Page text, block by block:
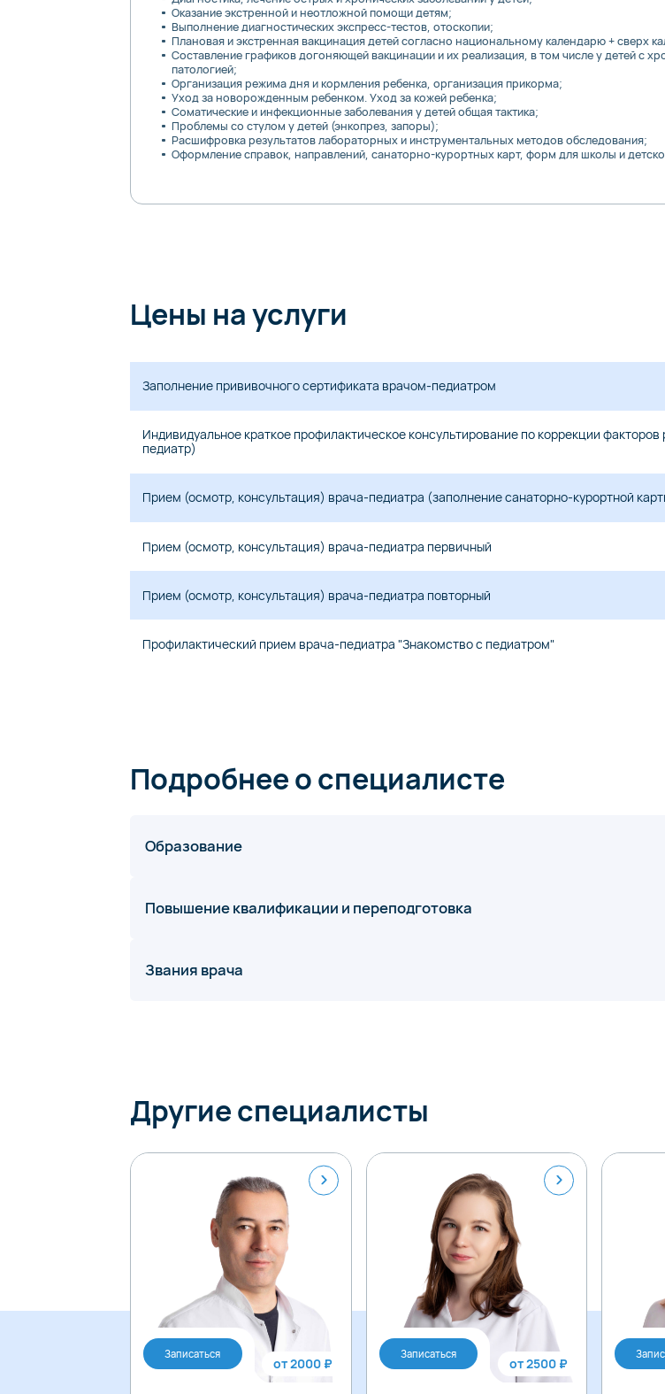
Оказание экстренной и неотложной помощи детям;
Выполнение диагностических экспресс-тестов, отоскопии;
Плановая и экстренная вакцинация детей согласно национальному календарю + сверх
Составление графиков догоняющей вакцинации и их реализация, в том числе у детей с
патологией;
Организация режима дня и кормления ребенка, организация прикорма;
Уход за новорожденным ребенком. Уход за кожей ребенка;
Соматические и инфекционные заболевания у детей общая тактика;
Проблемы со стулом у детей (энкопрез, запоры);
Расшифровка результатов лабораторных и инструментальных методов обследования;
Оформление справок, направлений, санаторно-курортных карт, форм для школы и
Цены на услуги
Заполнение прививочного сертификата врачом-педиатром
Индивидуальное краткое профилактическое консультирование по коррекции
педиатр)
Прием (осмотр, консультация) врача-педиатра (заполнение санаторно-курортной
Прием (осмотр, консультация) врача-педиатра первичный
Прием (осмотр, консультация) врача-педиатра повторный
Профилактический прием врача-педиатра "Знакомство с педиатром"
Подробнее о специалисте
Образование
Повышение квалификации и переподготовка
Звания врача
Другие специалисты
Записаться
от 2000 ₽
Записаться
от 2500 ₽